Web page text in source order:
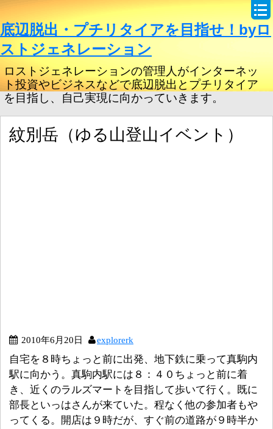
底辺脱出・プチリタイアを目指せ！byロ
ストジェネレーション
ロストジェネレーションの管理人がインターネッ
ト投資やビジネスなどで底辺脱出とプチリタイア
を目指し、自己実現に向かっていきます。
紋別岳（ゆる山登山イベント）
2010年6月20日 explorerk
自宅を８時ちょっと前に出発、地下鉄に乗って真駒内
駅に向かう。真駒内駅には８：４０ちょっと前に着
き、近くのラルズマートを目指して歩いて行く。既に
部長といっはさんが来ていた。程なく他の参加者もや
ってくる。開店は９時だが、すぐ前の道路が９時半か